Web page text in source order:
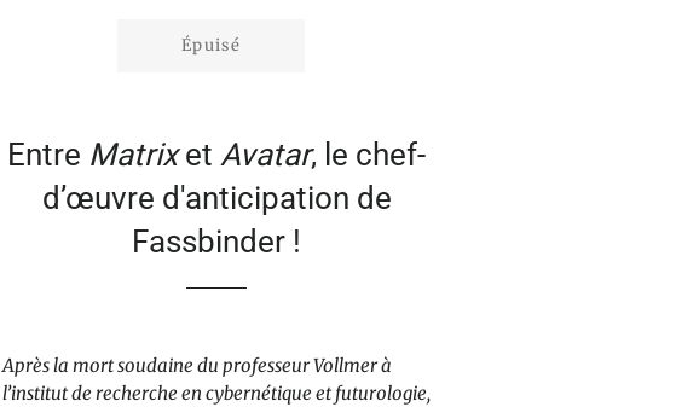
Épuisé
Entre MatrixetAvatar, le chef-
d’œuvre d'anticipation de
Fassbinder !
Après la mort soudaine du professeur Vollmer à
l’institut de recherche en cybernétique et futurologie,